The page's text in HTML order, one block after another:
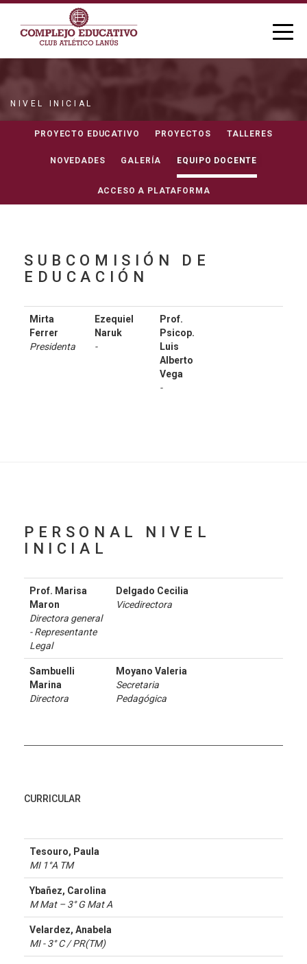
NIVEL INICIAL
EQUIPO DOCENTE
PROYECTO EDUCATIVO PROYECTOS TALLERES
NOVEDADES GALERÍA EQUIPO DOCENTE
ACCESO A PLATAFORMA
SUBCOMISIÓN DE
EDUCACIÓN
Mirta
Ferrer
Presidenta
Ezequiel
Naruk
-
Prof.
Psicop.
Luis
Alberto
Vega
-
PERSONAL NIVEL
INICIAL
Prof. Marisa
Maron
Directora general
- Representante
Legal
Delgado Cecilia
Vicedirectora
Sambuelli
Marina
Directora
Moyano Valeria
Secretaria
Pedagógica
CURRICULAR
Tesouro, Paula
MI 1°A TM
Ybañez, Carolina
M Mat – 3° G Mat A
Velardez, Anabela
MI - 3° C / PR(TM)